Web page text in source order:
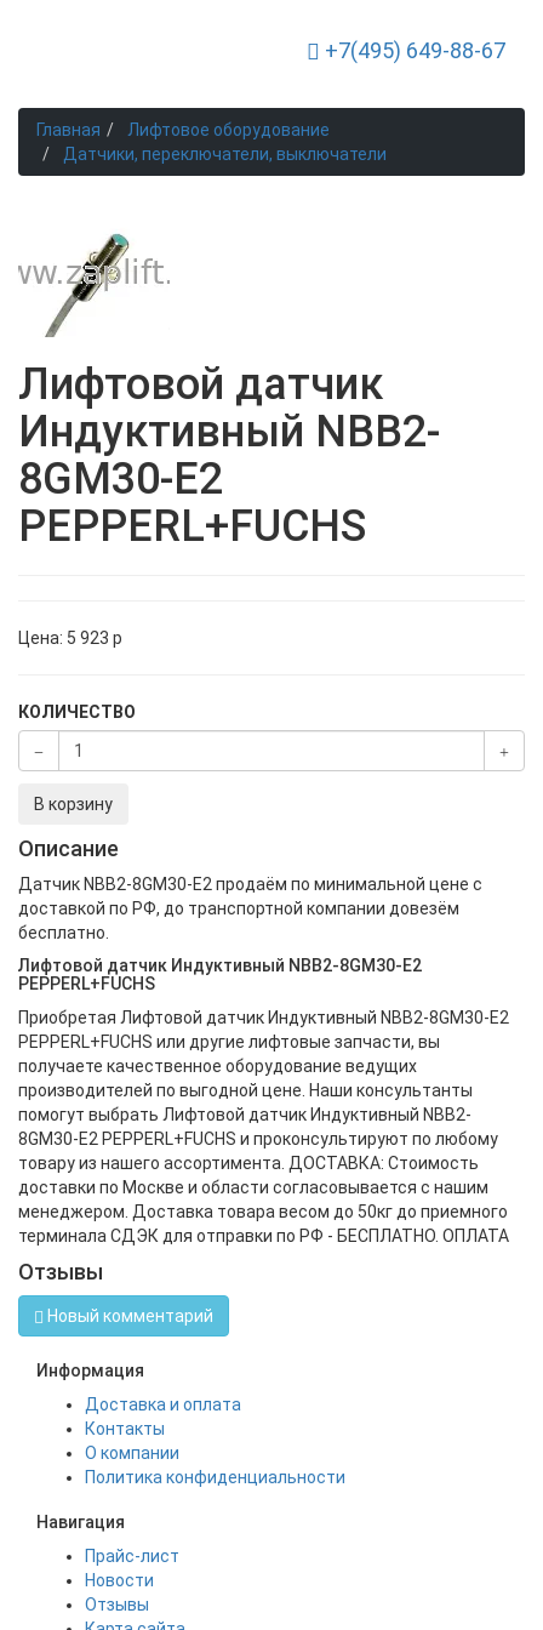
+7(495) 649-88-67
Toggle Navigation
Главная
Лифтовое оборудование
Датчики, переключатели, выключатели
Лифтовой датчик
Индуктивный NBB2-
8GM30-E2
PEPPERL+FUCHS
Цена: 5 923 p
КОЛИЧЕСТВО
В корзину
Описание
Датчик NBB2-8GM30-E2 продаём по минимальной цене с
доставкой по РФ, до транспортной компании довезём
бесплатно.
Лифтовой датчик Индуктивный NBB2-8GM30-E2
PEPPERL+FUCHS
Приобретая Лифтовой датчик Индуктивный NBB2-8GM30-E2
PEPPERL+FUCHS или другие лифтовые запчасти, вы
получаете качественное оборудование ведущих
производителей по выгодной цене. Наши консультанты
помогут выбрать Лифтовой датчик Индуктивный NBB2-
8GM30-E2 PEPPERL+FUCHS и проконсультируют по любому
товару из нашего ассортимента. ДОСТАВКА: Стоимость
доставки по Москве и области согласовывается с нашим
менеджером. Доставка товара весом до 50кг до приемного
терминала СДЭК для отправки по РФ - БЕСПЛАТНО. ОПЛАТА
Отзывы
Новый комментарий
Информация
Доставка и оплата
Контакты
О компании
Политика конфиденциальности
Навигация
Прайс-лист
Новости
Отзывы